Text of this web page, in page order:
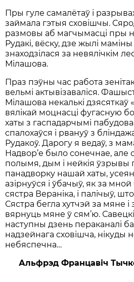
Пры гуле самалётаў і
займала гэтыя сховішчы.
размовы аб магчымасці пры
Рудакі, вёску, дзе жылі
знаходзілася за невялічкім
Мілашова.
Праз пэўны час работа
вельмі актывізаваліся.
Мілашова некалькі дзясяткаў
вялікай моцнасці фугасную
хаты з гаспадарчымі
спалохаўся і рвануў з
Рудакоў. Дарогу я ведаў, з
Надвор’е было сонечнае, але
полымя, дым і нейкія ўзрывы
панадворку нашай хаты,
азірнуўся і ўбачыў, як за
сястра Вераніка, і палічыў,
Сястра бегла хутчэй за мяне і
вярнуць мяне ў сям’ю.
наступны дзень пераканалі
надзейнага сховішча, нікуды
небяспечна…
Альфрэд Францавіч